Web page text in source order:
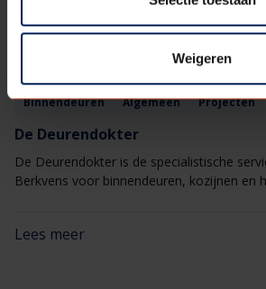
Weigeren
Binnendeuren Algemeen Projecten
De Deurendokter
De Deurendokter is de specialistische
Berkvens voor binnendeuren, kozijnen en
Lees meer